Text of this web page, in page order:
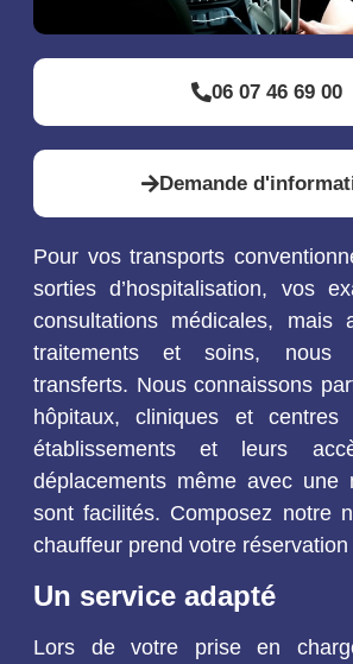
06 07 46 69 00
Demande
Pour vos transports
sorties d’hospitalisation, vos
consultations médicales, mais
traitements et soins, nous
transferts. Nous connaissons
hôpitaux, cliniques et
établissements et leurs
déplacements même avec une
sont facilités. Composez notre
chauffeur prend votre
Un service adapté
Lors de votre prise en